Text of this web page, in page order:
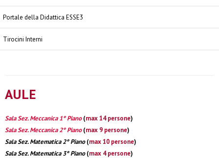
Portale della Didattica ESSE3
Tirocini Interni
AULE
Sala Sez. Meccanica 1° Piano(max 14 persone)
Sala Sez. Meccanica 2° Piano(max 9 persone)
Sala Sez. Matematica 2° Piano(max 10 persone)
Sala Sez. Matematica 3° Piano(max 4 persone)